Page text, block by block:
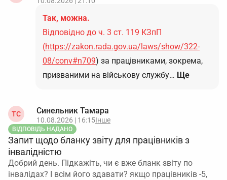
Так, можна.
Відповідно до ч. 3 ст. 119 КЗпП
(https://zakon.rada.gov.ua/laws/show/322-
08/conv#n709) за працівниками, зокрема,
призваними на військову службу… Ще
ТС Синельник Тамара
10.08.2026 | 16:15Інше
ВІДПОВІДЬ НАДАНО
Запит щодо бланку звіту для працівників з
інвалідністю
Добрий день. Підкажіть, чи є вже бланк звіту по
інвалідах? І всім його здавати? якщо працівників -5,